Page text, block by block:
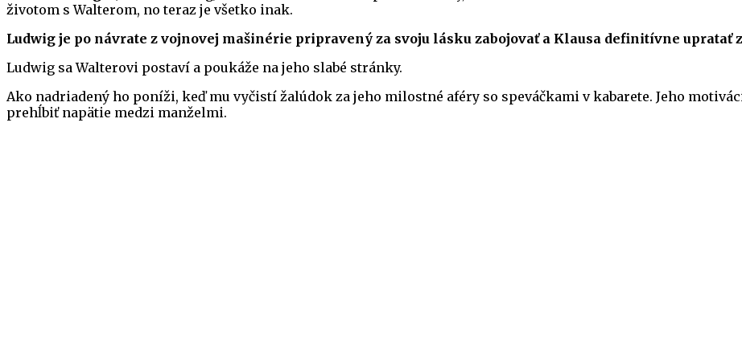
životom s Walterom, no teraz je všetko inak.
Ludwig je po návrate z vojnovej mašinérie pripravený za svoju lásku zabojovať a Klausa definitívne upratať
Ludwig sa Walterovi postaví a poukáže na jeho slabé stránky.
Ako nadriadený ho poníži, keď mu vyčistí žalúdok za jeho milostné aféry so speváčkami v kabarete. Jeho
prehĺbiť napätie medzi manželmi.